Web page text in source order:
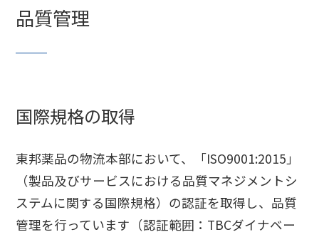
品質管理
国際規格の取得
東邦薬品の物流本部において、「ISO9001:2015」
（製品及びサービスにおける品質マネジメントシ
ステムに関する国際規格）の認証を取得し、品質
管理を行っています（認証範囲：TBCダイナベー